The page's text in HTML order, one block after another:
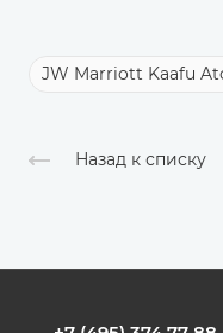
JW Marriott Kaafu
Назад к списку